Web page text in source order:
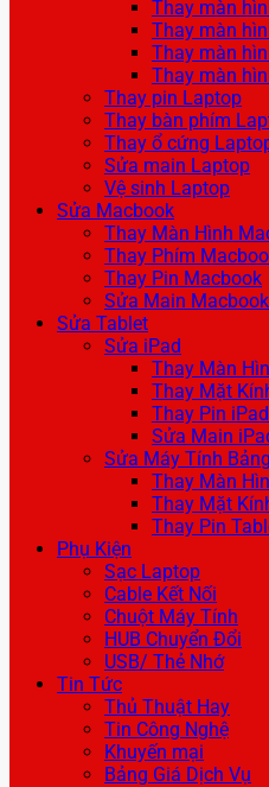
Thay màn
Thay màn
Thay màn
Thay màn
Thay pin Laptop
Thay bàn phím
Thay ổ cứng
Sửa main Laptop
Vệ sinh Laptop
Sửa Macbook
Thay Màn Hình
Thay Phím
Thay Pin Macbook
Sửa Main Macbook
Sửa Tablet
Sửa iPad
Thay Màn
Thay Mặt
Thay Pin iPad
Sửa Main
Sửa Máy Tính
Thay Màn
Thay Mặt
Thay Pin
Phụ Kiện
Sạc Laptop
Cable Kết Nối
Chuột Máy Tính
HUB Chuyển Đổi
USB/ Thẻ Nhớ
Tin Tức
Thủ Thuật Hay
Tin Công Nghệ
Khuyến mại
Bảng Giá Dịch Vụ